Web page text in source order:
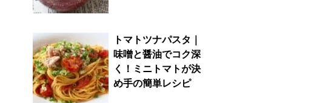
トマトツナパスタ｜
味噌と醤油でコク深
く！ミニトマトが決
め手の簡単レシピ